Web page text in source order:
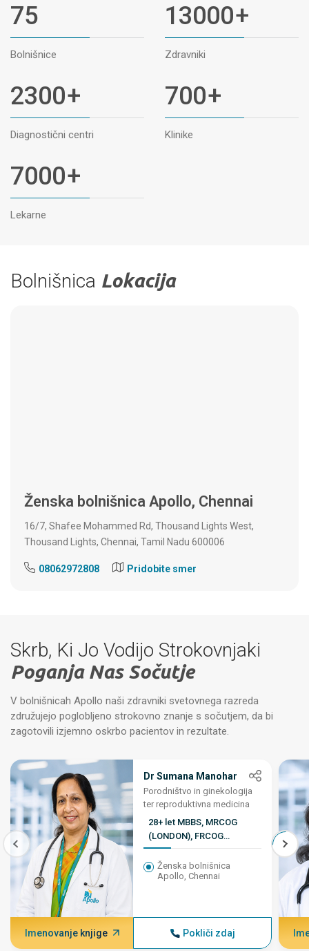
75
Bolnišnice
13000+
Zdravniki
2300+
Diagnostični centri
700+
Klinike
7000+
Lekarne
Bolnišnica Lokacija
Ženska bolnišnica Apollo, Chennai
16/7, Shafee Mohammed Rd, Thousand Lights West,
Thousand Lights, Chennai, Tamil Nadu 600006
08062972808 Pridobite smer
Skrb, Ki Jo Vodijo Strokovnjaki
Poganja Nas Sočutje
V bolnišnicah Apollo naši zdravniki svetovnega razreda
združujejo poglobljeno strokovno znanje s sočutjem, da bi
zagotovili izjemno oskrbo pacientov in rezultate.
Dr Sumana Manohar
Porodništvo in ginekologija
ter reproduktivna medicina
28+ let MBBS, MRCOG
(LONDON), FRCOG
(LONDON)
Ženska bolnišnica
Apollo, Chennai
Imenovanje knjige Pokliči zdaj